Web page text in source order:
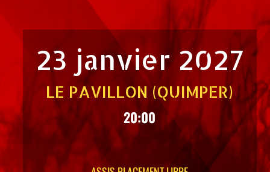
23 janvier 2027
LE PAVILLON (QUIMPER)
20:00